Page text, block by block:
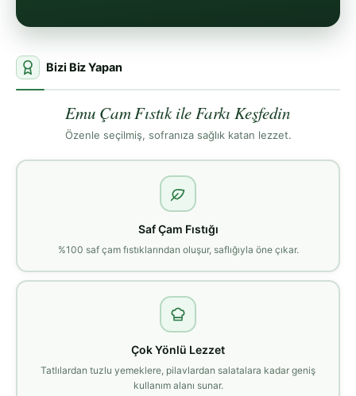
Bizi Biz Yapan
Emu Çam Fıstık ile Farkı Keşfedin
Özenle seçilmiş, sofranıza sağlık katan lezzet.
Saf Çam Fıstığı
%100 saf çam fıstıklarından oluşur, saflığıyla öne çıkar.
Çok Yönlü Lezzet
Tatlılardan tuzlu yemeklere, pilavlardan salatalara kadar geniş
kullanım alanı sunar.